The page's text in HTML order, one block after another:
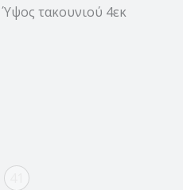
τακουνιού 4εκ